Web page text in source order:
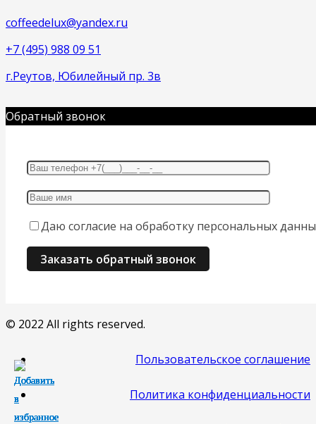
coffeedelux@yandex.ru
+7 (495) 988 09 51
г.Реутов, Юбилейный пр. 3в
Обратный звонок
Даю согласие на обработку персональных
© 2022 All rights reserved.
Пользовательское соглашение
Политика конфиденциальности